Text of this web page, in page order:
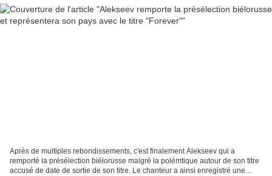
Après de multiples rebondissements, c'est finalement Alekseev qui a
remporté la présélection biélorusse malgré la polémtique autour de son titre
accusé de date de sortie de son titre. Le chanteur a ainsi enregistré une